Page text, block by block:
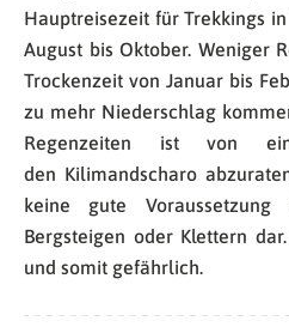
Hauptreisezeit für Trekkings
August bis Oktober. Weniger
Trockenzeit von Januar bis
zu mehr Niederschlag
Regenzeiten ist von
den Kilimandscharo
keine gute Voraussetzung
Bergsteigen oder Klettern
und somit gefährlich.